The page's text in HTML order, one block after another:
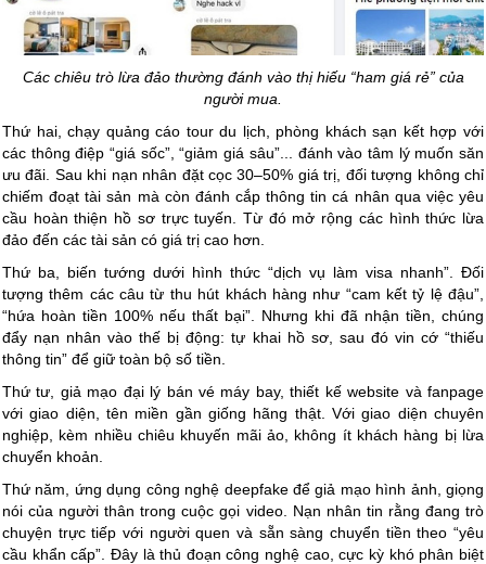
Các chiêu trò lừa đảo thường đánh vào thị hiếu “ham giá rẻ” của
người mua.
Thứ hai, chạy quảng cáo tour du lịch, phòng khách sạn kết hợp với
các thông điệp “giá sốc”, “giảm giá sâu”... đánh vào tâm lý muốn săn
ưu đãi. Sau khi nạn nhân đặt cọc 30–50% giá trị, đối tượng không chỉ
chiếm đoạt tài sản mà còn đánh cắp thông tin cá nhân qua việc yêu
cầu hoàn thiện hồ sơ trực tuyến. Từ đó mở rộng các hình thức lừa
đảo đến các tài sản có giá trị cao hơn.
Thứ ba, biến tướng dưới hình thức “dịch vụ làm visa nhanh”. Đối
tượng thêm các câu từ thu hút khách hàng như “cam kết tỷ lệ đậu”,
“hứa hoàn tiền 100% nếu thất bại”. Nhưng khi đã nhận tiền, chúng
đẩy nạn nhân vào thế bị động: tự khai hồ sơ, sau đó vin cớ “thiếu
thông tin” để giữ toàn bộ số tiền.
Thứ tư, giả mạo đại lý bán vé máy bay, thiết kế website và fanpage
với giao diện, tên miền gần giống hãng thật. Với giao diện chuyên
nghiệp, kèm nhiều chiêu khuyến mãi ảo, không ít khách hàng bị lừa
chuyển khoản.
Thứ năm, ứng dụng công nghệ deepfake để giả mạo hình ảnh, giọng
nói của người thân trong cuộc gọi video. Nạn nhân tin rằng đang trò
chuyện trực tiếp với người quen và sẵn sàng chuyển tiền theo “yêu
cầu khẩn cấp”. Đây là thủ đoạn công nghệ cao, cực kỳ khó phân biệt